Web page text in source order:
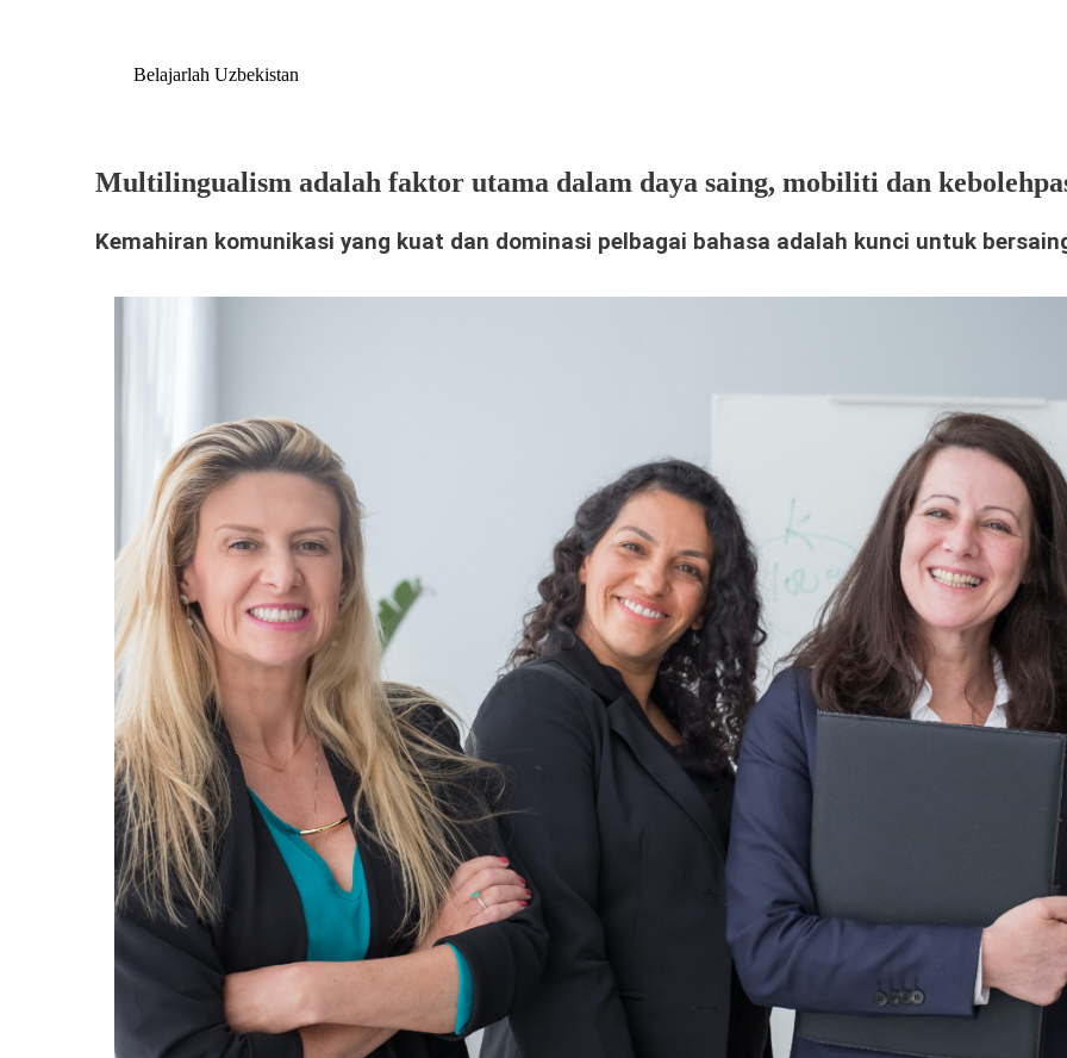
Belajarlah Uzbekistan
Multilingualism adalah faktor utama dalam daya saing, mobiliti dan
Kemahiran komunikasi yang kuat dan dominasi pelbagai bahasa adalah kunci untuk